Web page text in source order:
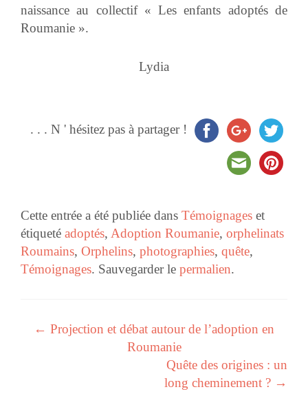
naissance au collectif « Les enfants adoptés de
Roumanie ».
Lydia
. . . N ' hésitez pas à partager !
Cette entrée a été publiée dans Témoignages et
étiqueté adoptés, Adoption Roumanie, orphelinats
Roumains, Orphelins, photographies, quête,
Témoignages. Sauvegarder le permalien.
Navigation des articles
← Projection et débat autour de l’adoption en
Roumanie
Quête des origines : un
long cheminement ? →